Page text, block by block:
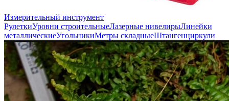
Измерительный инструмент
РулеткиУровни строительныеЛазерные нивелирыЛинейки
металлическиеУгольникиМетры складныеШтангенциркули